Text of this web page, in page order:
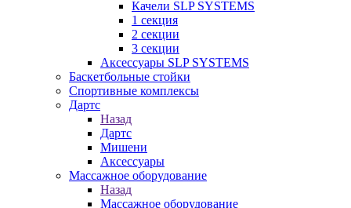
Качели SLP SYSTEMS
1 секция
2 секции
3 секции
Аксессуары SLP SYSTEMS
Баскетбольные стойки
Спортивные комплексы
Дартс
Назад
Дартс
Мишени
Аксессуары
Массажное оборудование
Назад
Массажное оборудование